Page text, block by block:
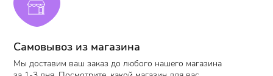
Самовывоз из магазина
Мы доставим ваш заказ до любого нашего магазина